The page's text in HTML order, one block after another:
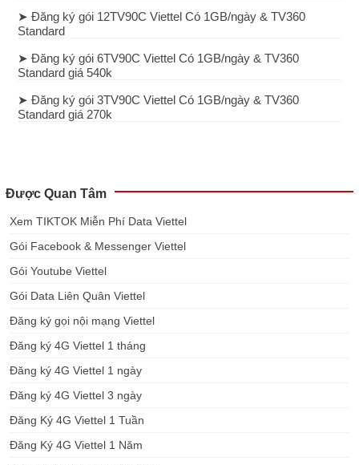
➤ Đăng ký gói 12TV90C Viettel Có 1GB/ngày & TV360
Standard
➤ Đăng ký gói 6TV90C Viettel Có 1GB/ngày & TV360
Standard giá 540k
➤ Đăng ký gói 3TV90C Viettel Có 1GB/ngày & TV360
Standard giá 270k
Được Quan Tâm
Xem TIKTOK Miễn Phí Data Viettel
Gói Facebook & Messenger Viettel
Gói Youtube Viettel
Gói Data Liên Quân Viettel
Đăng ký gọi nội mạng Viettel
Đăng ký 4G Viettel 1 tháng
Đăng ký 4G Viettel 1 ngày
Đăng ký 4G Viettel 3 ngày
Đăng Ký 4G Viettel 1 Tuần
Đăng Ký 4G Viettel 1 Năm